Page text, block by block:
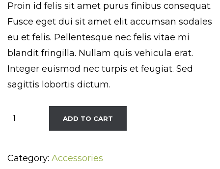
Proin id felis sit amet purus finibus consequat.
Fusce eget dui sit amet elit accumsan sodales
eu et felis. Pellentesque nec felis vitae mi
blandit fringilla. Nullam quis vehicula erat.
Integer euismod nec turpis et feugiat. Sed
sagittis lobortis dictum.
Gradient
Sunglasses
ADD TO CART
Category: Accessories